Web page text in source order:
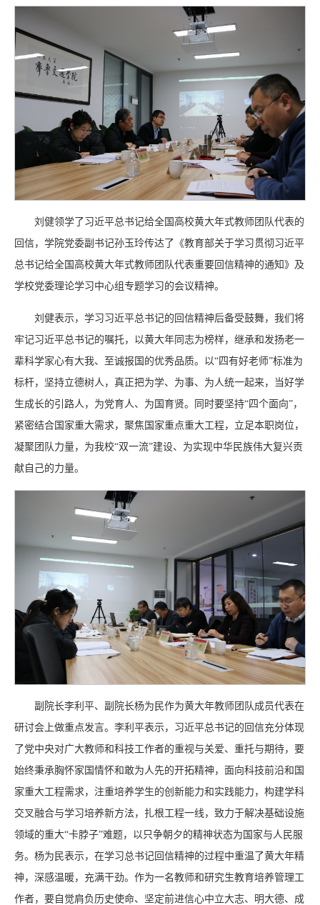
刘健领学了习近平总书记给全国高校黄大年式教师团队代表的
回信，学院党委副书记孙玉玲传达了《教育部关于学习贯彻习近平
总书记给全国高校黄大年式教师团队代表重要回信精神的通知》及
学校党委理论学习中心组专题学习的会议精神。
刘健表示，学习习近平总书记的回信精神后备受鼓舞，我们将
牢记习近平总书记的嘱托，以黄大年同志为榜样，继承和发扬老一
辈科学家心有大我、至诚报国的优秀品质。以“四有好老师”标准为
标杆，坚持立德树人，真正把为学、为事、为人统一起来，当好学
生成长的引路人，为党育人、为国育贤。同时要坚持“四个面向”，
紧密结合国家重大需求，聚焦国家重点重大工程，立足本职岗位，
凝聚团队力量，为我校“双一流”建设、为实现中华民族伟大复兴贡
献自己的力量。
副院长李利平、副院长杨为民作为黄大年教师团队成员代表在
研讨会上做重点发言。李利平表示，习近平总书记的回信充分体现
了党中央对广大教师和科技工作者的重视与关爱、重托与期待，要
始终秉承胸怀家国情怀和敢为人先的开拓精神，面向科技前沿和国
家重大工程需求，注重培养学生的创新能力和实践能力，构建学科
交叉融合与学习培养新方法，扎根工程一线，致力于解决基础设施
领域的重大“卡脖子”难题，以只争朝夕的精神状态为国家与人民服
务。杨为民表示，在学习总书记回信精神的过程中重温了黄大年精
神，深感温暖，充满干劲。作为一名教师和研究生教育培养管理工
作者，要自觉肩负历史使命、坚定前进信心中立大志、明大德、成